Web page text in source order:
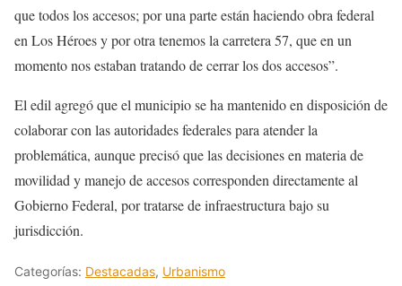
que todos los accesos; por una parte están haciendo obra federal
en Los Héroes y por otra tenemos la carretera 57, que en un
momento nos estaban tratando de cerrar los dos accesos”.
El edil agregó que el municipio se ha mantenido en disposición de
colaborar con las autoridades federales para atender la
problemática, aunque precisó que las decisiones en materia de
movilidad y manejo de accesos corresponden directamente al
Gobierno Federal, por tratarse de infraestructura bajo su
jurisdicción.
Categorías: Destacadas, Urbanismo